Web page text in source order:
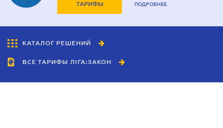
ТАРИФЫ ПОДРОБНЕЕ
КАТАЛОГ РЕШЕНИЙ
ВСЕ ТАРИФЫ ЛІГА:ЗАКОН